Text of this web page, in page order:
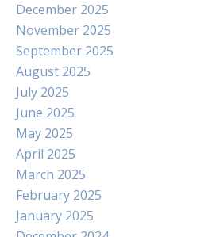
December 2025
November 2025
September 2025
August 2025
July 2025
June 2025
May 2025
April 2025
March 2025
February 2025
January 2025